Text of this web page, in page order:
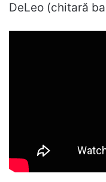
DeLeo (chitară